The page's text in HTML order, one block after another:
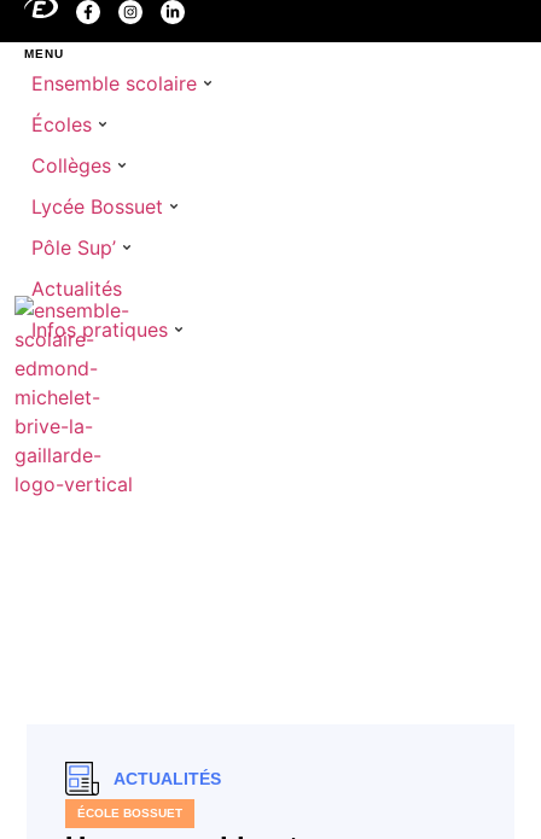
MENU
Ensemble scolaire
Écoles
Collèges
Lycée Bossuet
Pôle Sup’
Actualités
Infos pratiques
ACTUALITÉS
ÉCOLE BOSSUET